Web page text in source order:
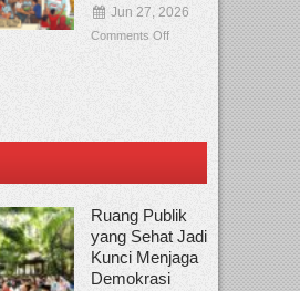
Jun 27, 2026
Comments Off
Ruang Publik
yang Sehat Jadi
Kunci Menjaga
Demokrasi